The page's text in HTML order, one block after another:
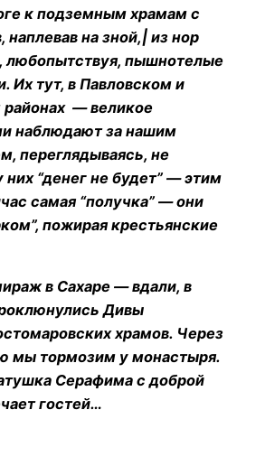
к подземным храмам с
наплевав на зной,| из нор
любопытствуя, пышнотелые
Их тут, в Павловском и
— великое
наблюдают за нашим
переглядываясь, не
них “денег не будет” — этим
самая “получка” — они
пожирая крестьянские
в Сахаре — вдали, в
Дивы
храмов. Через
мы тормозим у монастыря.
Серафима с доброй
гостей…